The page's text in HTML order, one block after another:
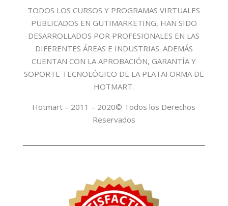
TODOS LOS CURSOS Y PROGRAMAS VIRTUALES
PUBLICADOS EN GUTIMARKETING, HAN SIDO
DESARROLLADOS POR PROFESIONALES EN LAS
DIFERENTES ÁREAS E INDUSTRIAS. ADEMÁS
CUENTAN CON LA APROBACIÓN, GARANTÍA Y
SOPORTE TECNOLÓGICO DE LA PLATAFORMA DE
HOTMART.
Hotmart – 2011 – 2020© Todos los Derechos
Reservados